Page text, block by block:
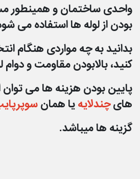
واحدیساختمان و همینطور
بودن از لوله ها استفاده می
بدانید به چهمواردی هنگام
کنید، بالابودن مقاومت و
پایین بودن هزینه هامی توان
هایچندلایهیا همان
گزینه ها میباشد.